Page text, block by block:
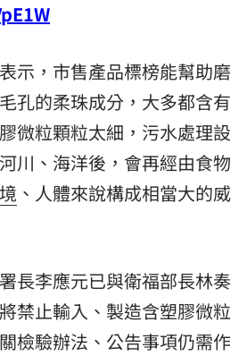
示，市售產品標榜能幫助磨
孔的柔珠成分，大多都含有
微粒顆粒太細，污水處理設
川、海洋後，會再經由食物
、人體來說構成相當大的威
長李應元已與衛福部長林奏
禁止輸入、製造含塑膠微粒
檢驗辦法、公告事項仍需作